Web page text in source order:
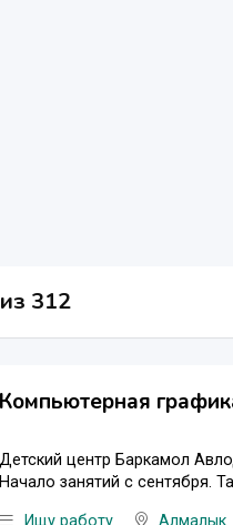
312
Компьютерная
Детский центр Баркамол
Начало занятий с сентября.
Ищу работу Алмалык